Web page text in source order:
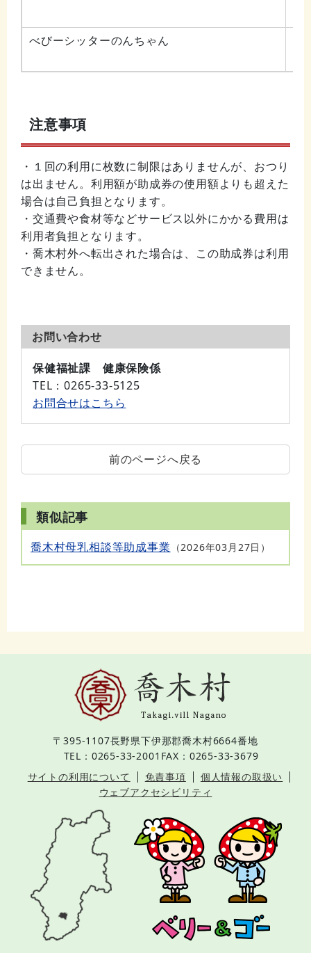
べびーシッターのんちゃん
注意事項
・１回の利用に枚数に制限はありませんが、おつり
は出ません。利用額が助成券の使用額よりも超えた
場合は自己負担となります。
・交通費や食材等などサービス以外にかかる費用は
利用者負担となります。
・喬木村外へ転出された場合は、この助成券は利用
できません。
お問い合わせ
保健福祉課 健康保険係
TEL ：0265-33-5125
お問合せはこちら
前のページへ戻る
類似記事
喬木村母乳相談等助成事業 2026年03月27日
〒395-1107長野県下伊那郡喬木村6664番地
TEL：0265-33-2001 FAX：0265-33-3679
サイトの利用について
免責事項
個人情報の取扱い
ウェブアクセシビリティ